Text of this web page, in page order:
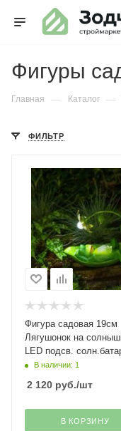
Фигуры
Главная — Каталог —
ФИЛЬТР
Фигура садовая 19см
Лягушонок на
LED подсв.
519 Чудесный Сад
В наличии: 1
2 120 руб./шт
В КОРЗИНУ